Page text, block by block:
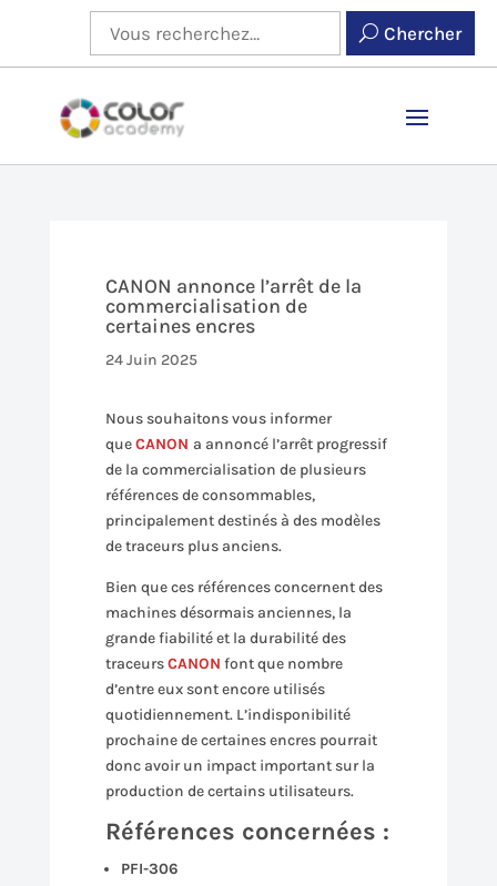
Chercher
CANON annonce l’arrêt de la
commercialisation de
certaines encres
24 Juin 2025
Nous souhaitons vous informer
queCANON a annoncé l’arrêt progressif
de la commercialisation de plusieurs
références de consommables,
principalement destinés à des modèles
de traceurs plus anciens.
Bien que ces références concernent des
machines désormais anciennes, la
grande fiabilité et la durabilité des
traceursCANON font que nombre
d’entre eux sont encore utilisés
quotidiennement. L’indisponibilité
prochaine de certaines encres pourrait
donc avoir un impact important sur la
production de certains utilisateurs.
Références concernées :
PFI-306